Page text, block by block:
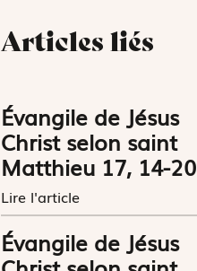
Articles liés
Évangile de Jésus
Christ selon saint
Matthieu 17, 14-20
Lire l'article
Évangile de Jésus